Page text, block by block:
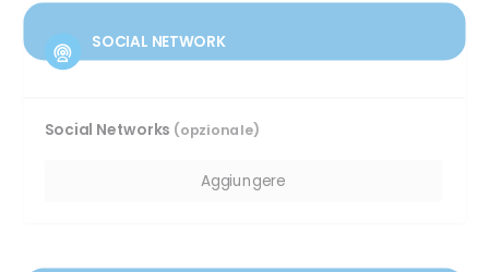
SOCIAL NETWORK
Social Networks (opzionale)